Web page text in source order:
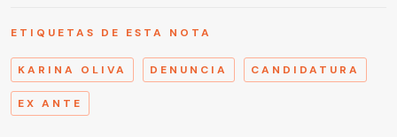
ETIQUETAS DE ESTA NOTA
KARINA OLIVA DENUNCIA CANDIDATURA
EX ANTE